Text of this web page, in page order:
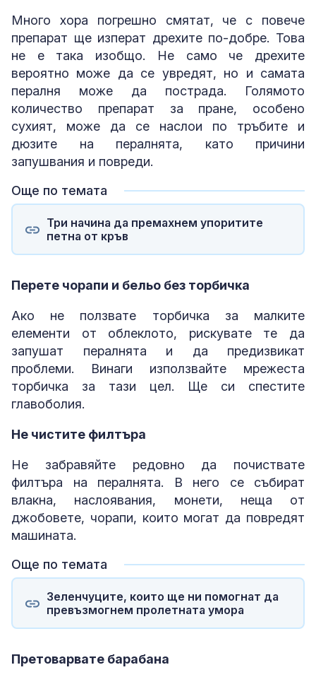
Много хора погрешно смятат, че с повече
препарат ще изперат дрехите по-добре. Това
не е така изобщо. Не само че дрехите
вероятно може да се увредят, но и самата
пералня може да пострада. Голямото
количество препарат за пране, особено
сухият, може да се наслои по тръбите и
дюзите на пералнята, като причини
запушвания и повреди.
Още по темата
Три начина да премахнем упоритите
петна от кръв
Перете чорапи и бельо без торбичка
Ако не ползвате торбичка за малките
елементи от облеклото, рискувате те да
запушат пералнята и да предизвикат
проблеми. Винаги използвайте мрежеста
торбичка за тази цел. Ще си спестите
главоболия.
Не чистите филтъра
Не забравяйте редовно да почиствате
филтъра на пералнята. В него се събират
влакна, наслоявания, монети, неща от
джобовете, чорапи, които могат да повредят
машината.
Още по темата
Зеленчуците, които ще ни помогнат да
превъзмогнем пролетната умора
Претоварвате барабана